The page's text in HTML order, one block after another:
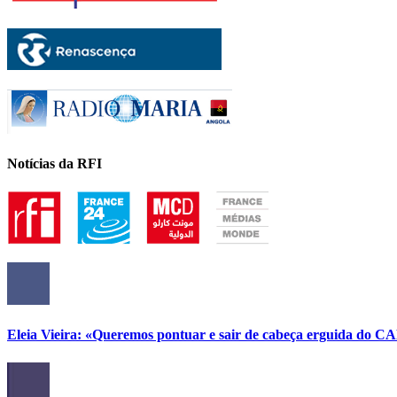
Notícias da RFI
Eleia Vieira: «Queremos pontuar e sair de cabeça erguida do